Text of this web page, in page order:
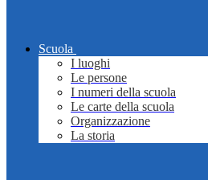
Scuola
I luoghi
Le persone
I numeri della scuola
Le carte della scuola
Organizzazione
La storia